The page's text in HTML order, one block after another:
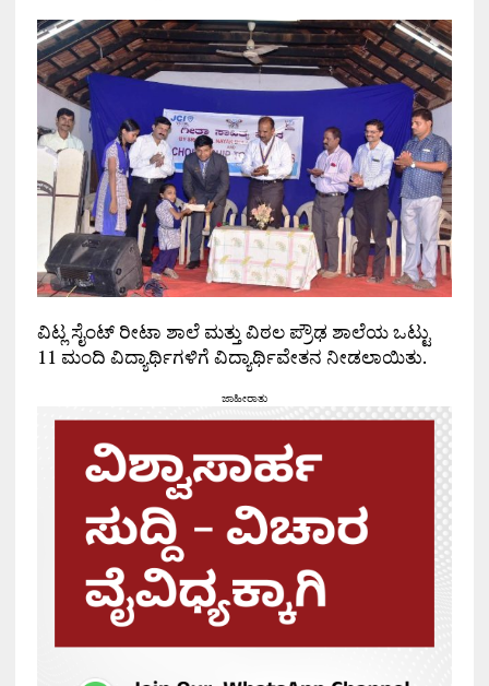
ವಿಟ್ಲ ಸೈಂಟ್ ರೀಟಾ ಶಾಲೆ ಮತ್ತು ವಿಠಲ ಪ್ರೌಢ ಶಾಲೆಯ ಒಟ್ಟು
11 ಮಂದಿ ವಿದ್ಯಾರ್ಥಿಗಳಿಗೆ ವಿದ್ಯಾರ್ಥಿವೇತನ ನೀಡಲಾಯಿತು.
ಜಾಹೀರಾತು